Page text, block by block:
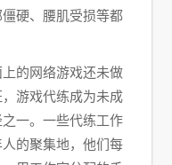
硬、腰肌受损等都
的网络游戏还未做
游戏代练成为未成
一。一些代练工作
的聚集地，他们每